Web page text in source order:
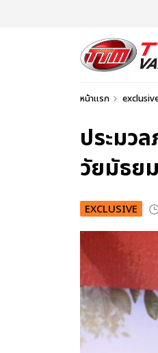
หน้าแรก
ประมว
วัยมัธย
EXCLUSIVE